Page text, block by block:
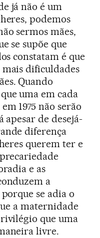
já não é um
podemos
sermos mães,
se supõe que
constatam é que
mais dificuldades
Quando
uma em cada
1975 não serão
apesar de desejá-
diferença
querem ter e
e as
a
se adia o
a maternidade
que uma
livre.